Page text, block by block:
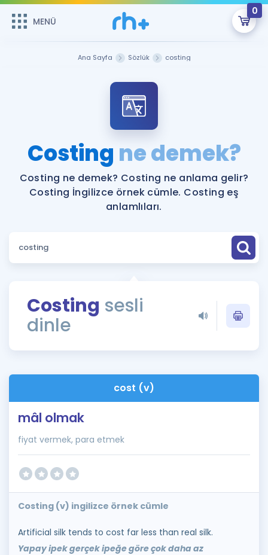
MENÜ
0
Şifremi Hatırlamıyorum
ÜYE DEĞİLİM
Sepetin Şu An Boş.
Remzi Hoca ile seni sınava hazırlayacak onlarca eğitim seni
bekliyor!
MENÜ
Katılımcı Görüşleri
Faydalı Araçlar
Sözlük
Rehberlik Aracı
ÖSYM Sınav Takvimi
İngilizce Gramer
Hakkımızda
Ana Sayfa Sözlük costing
Costing ne demek?
Costing ne demek? Costing ne anlama gelir?
Costing İngilizce örnek cümle. Costing eş
anlamlıları.
Costing sesli
dinle
cost (v)
mâl olmak
fiyat vermek, para etmek
Costing (v) ingilizce örnek cümle
Artificial silk tends to cost far less than real silk.
Yapay ipek gerçek ipeğe göre çok daha az